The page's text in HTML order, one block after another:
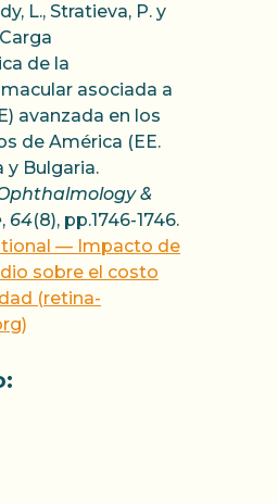
L., Stratieva, P. y
de la
asociada a
avanzada en los
de América (EE.
y Bulgaria.
&
, 64(8), pp.1746-1746.
— Impacto de
sobre el costo
(retina-